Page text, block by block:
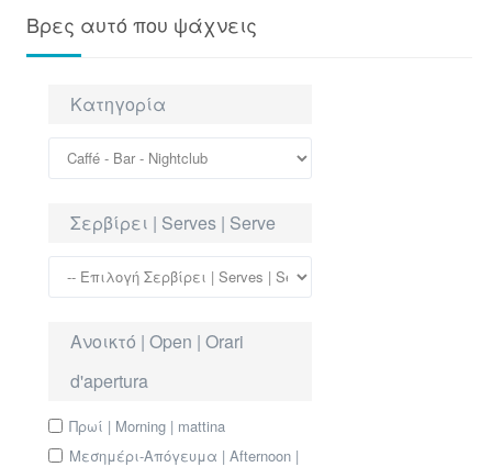
Βρες αυτό που ψάχνεις
Κατηγορία
Σερβίρει | Serves | Serve
Ανοικτό | Open | Orari
d'apertura
Πρωί | Morning | mattina
Μεσημέρι-Απόγευμα | Afternoon |